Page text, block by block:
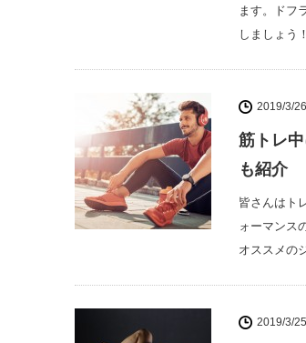
ます。ドフ
しましょう！
2019/3/26
筋トレ
も紹介
皆さんはト
ォーマンス
オススメの
2019/3/25